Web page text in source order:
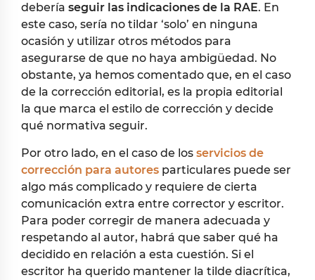
debería seguir las indicaciones de la RAE. En
este caso, sería no tildar ‘solo’ en ninguna
ocasión y utilizar otros métodos para
asegurarse de que no haya ambigüedad. No
obstante, ya hemos comentado que, en el caso
de la corrección editorial, es la propia editorial
la que marca el estilo de corrección y decide
qué normativa seguir.
Por otro lado, en el caso de los servicios de
corrección para autores particulares puede ser
algo más complicado y requiere de cierta
comunicación extra entre corrector y escritor.
Para poder corregir de manera adecuada y
respetando al autor, habrá que saber qué ha
decidido en relación a esta cuestión. Si el
escritor ha querido mantener la tilde diacrítica,